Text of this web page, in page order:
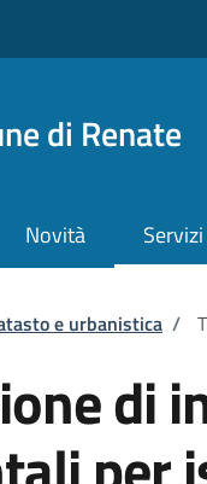
di Renate
Novità Servizi
pane
e urbanistica /
di